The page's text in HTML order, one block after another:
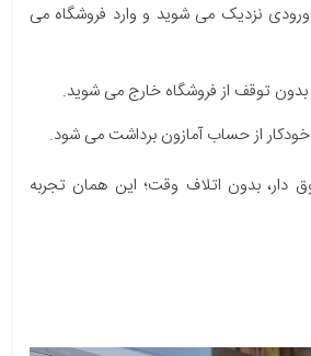
نزدیک می شوید و وارد فروشگاه می
و بدون توقف از فروشگاه خارج می شوید.
از حساب آمازون برداشت می شود.
بدون اتلاف وقت؛ این همان تجربه